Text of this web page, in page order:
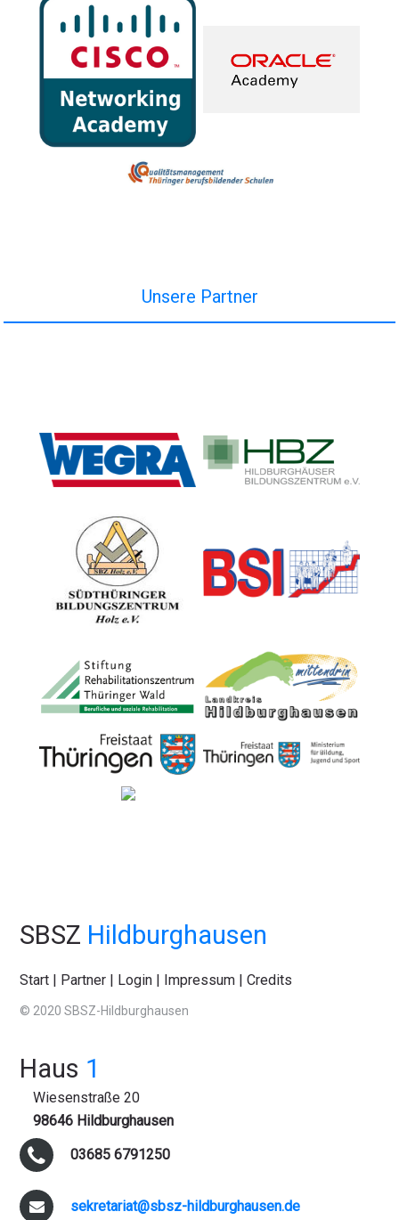
Unsere Partner
SBSZ Hildburghausen
Start | Partner | Login | Impressum |Credits
© 2020 SBSZ-Hildburghausen
Haus 1
Wiesenstraße 20
98646 Hildburghausen
03685 6791250
sekretariat@sbsz-hildburghausen.de